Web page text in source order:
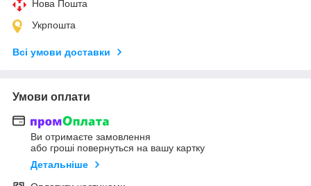
Нова Пошта
Укрпошта
Всі умови доставки
Умови оплати
Ви отримаєте замовлення
або гроші повернуться на вашу картку
Детальніше